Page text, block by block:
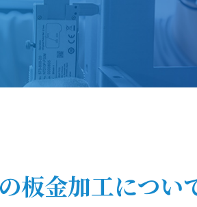
板金加工につい